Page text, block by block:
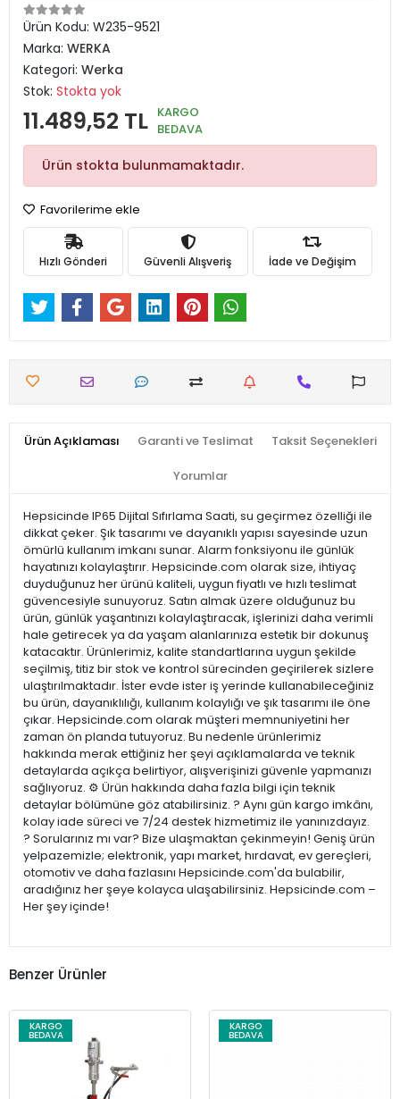
Ürün Kodu: W235-9521
Marka: WERKA
Kategori: Werka
Stok: Stokta yok
11.489,52 TL KARGO
BEDAVA
Ürün stokta bulunmamaktadır.
Favorilerime ekle
Hızlı Gönderi Güvenli Alışveriş İade ve Değişim
Ürün Açıklaması Garanti ve Teslimat Taksit Seçenekleri
Yorumlar
Hepsicinde IP65 Dijital Sıfırlama Saati, su geçirmez özelliği ile
dikkat çeker. Şık tasarımı ve dayanıklı yapısı sayesinde uzun
ömürlü kullanım imkanı sunar. Alarm fonksiyonu ile günlük
hayatınızı kolaylaştırır. Hepsicinde.com olarak size, ihtiyaç
duyduğunuz her ürünü kaliteli, uygun fiyatlı ve hızlı teslimat
güvencesiyle sunuyoruz. Satın almak üzere olduğunuz bu
ürün, günlük yaşantınızı kolaylaştıracak, işlerinizi daha verimli
hale getirecek ya da yaşam alanlarınıza estetik bir dokunuş
katacaktır. Ürünlerimiz, kalite standartlarına uygun şekilde
seçilmiş, titiz bir stok ve kontrol sürecinden geçirilerek sizlere
ulaştırılmaktadır. İster evde ister iş yerinde kullanabileceğiniz
bu ürün, dayanıklılığı, kullanım kolaylığı ve şık tasarımı ile öne
çıkar. Hepsicinde.com olarak müşteri memnuniyetini her
zaman ön planda tutuyoruz. Bu nedenle ürünlerimiz
hakkında merak ettiğiniz her şeyi açıklamalarda ve teknik
detaylarda açıkça belirtiyor, alışverişinizi güvenle yapmanızı
sağlıyoruz. ⚙️ Ürün hakkında daha fazla bilgi için teknik
detaylar bölümüne göz atabilirsiniz. ? Aynı gün kargo imkânı,
kolay iade süreci ve 7/24 destek hizmetimiz ile yanınızdayız.
? Sorularınız mı var? Bize ulaşmaktan çekinmeyin! Geniş ürün
yelpazemizle; elektronik, yapı market, hırdavat, ev gereçleri,
otomotiv ve daha fazlasını Hepsicinde.com'da bulabilir,
aradığınız her şeye kolayca ulaşabilirsiniz. Hepsicinde.com –
Her şey içinde!
Benzer Ürünler
KARGO
BEDAVA
KARGO
BEDAVA